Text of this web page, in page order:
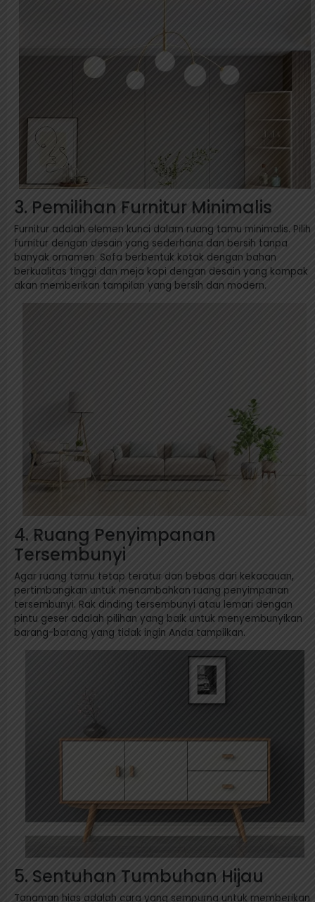
3. Pemilihan Furnitur Minimalis
Furnitur adalah elemen kunci dalam ruang tamu minimalis. Pilih
furnitur dengan desain yang sederhana dan bersih tanpa
banyak ornamen. Sofa berbentuk kotak dengan bahan
berkualitas tinggi dan meja kopi dengan desain yang kompak
akan memberikan tampilan yang bersih dan modern.
4. Ruang Penyimpanan
Tersembunyi
Agar ruang tamu tetap teratur dan bebas dari kekacauan,
pertimbangkan untuk menambahkan ruang penyimpanan
tersembunyi. Rak dinding tersembunyi atau lemari dengan
pintu geser adalah pilihan yang baik untuk menyembunyikan
barang-barang yang tidak ingin Anda tampilkan.
5. Sentuhan Tumbuhan Hijau
Tanaman hias adalah cara yang sempurna untuk memberikan